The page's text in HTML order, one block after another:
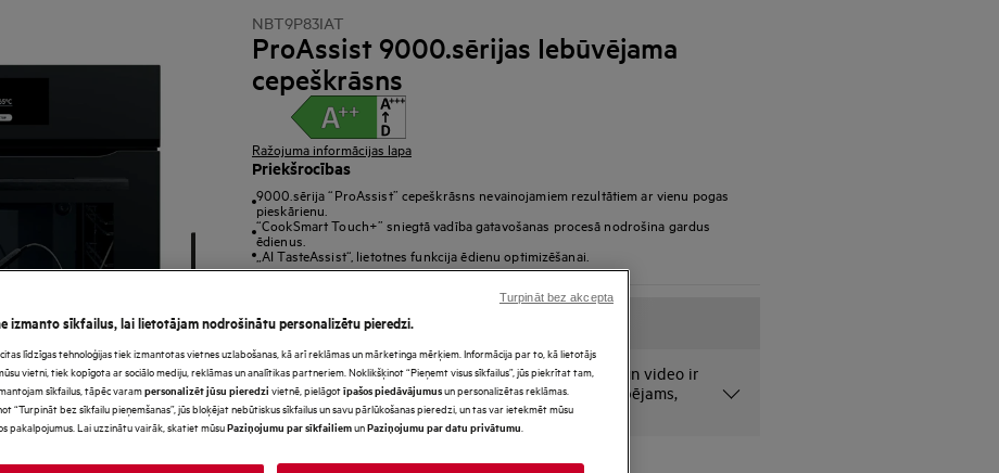
NBT9P83IAT
ProAssist 9000.sērijas Iebūvējama
cepeškrāsns
Ražojuma informācijas lapa
Priekšrocības
9000.sērija “ProAssist” cepeškrāsns nevainojamiem rezultātiem ar vienu pogas
pieskārienu.
“CookSmart Touch+” sniegtā vadība gatavošanas procesā nodrošina gardus
ēdienus.
„AI TasteAssist“, lietotnes funkcija ēdienu optimizēšanai.
*Produkta lapas galerijā redzamie fotoattēli un video ir
paredzēti tikai ilustratīviem nolūkiem un, iespējams,
precīzi neatspoguļo šo modeli.
izmanto sīkfailus, lai lietotājam nodrošinātu personalizētu pieredzi.
līdzīgas tehnoloģijas tiek izmantotas vietnes uzlabošanas, kā arī reklāmas un mārketinga mērķiem. Informācija par to, kā lietotājs
vietni, tiek kopīgota ar sociālo mediju, reklāmas un analītikas partneriem. Noklikšķinot “Pieņemt visus sīkfailus”, jūs piekrītat tam,
sīkfailus, tāpēc varampersonalizēt jūsu pieredzi vietnē, pielāgotīpašos piedāvājumusun personalizētas reklāmas.
“Turpināt bez sīkfailu pieņemšanas”, jūs bloķējat nebūtiskus sīkfailus un savu pārlūkošanas pieredzi, un tas var ietekmēt mūsu
pakalpojumus. Lai uzzinātu vairāk, skatiet mūsuPaziņojumu par sīkfailiemunPaziņojumu par datu privātumu
Turpināt bez akcepta